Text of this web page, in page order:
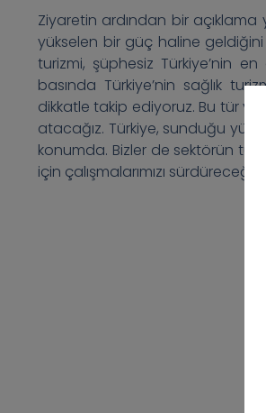
Ziyaretin ardından bir açıklama
yükselen bir güç haline geldiğini
turizmi, şüphesiz Türkiye’nin
basında Türkiye’nin sağlık
dikkatle takip ediyoruz. Bu tür
atacağız. Türkiye, sunduğu
konumda. Bizler de sektörün
için çalışmalarımızı sürdüreceğiz.”